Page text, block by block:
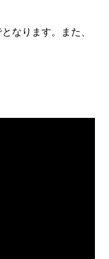
なります。また、